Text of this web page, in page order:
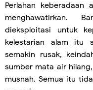
Perlahan
menghawatirkan.
dieksploitasi untuk
kelestarian alam itu
semakin rusak,
sumber mata air
musnah. Semua itu